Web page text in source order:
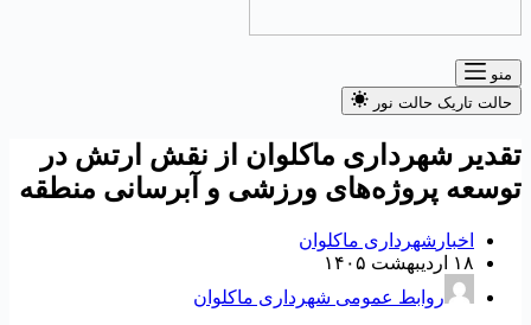
منو
حالت تاریک حالت نور
شهرداری ماکلوان از نقش ارتش در
پروژه‌های ورزشی و آبرسانی منطقه
اخبارشهرداری ماکلوان
۱۸ اردیبهشت ۱۴۰۵
روابط عمومی شهرداری ماکلوان